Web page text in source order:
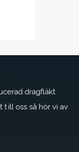
dragfläkt
till oss så hör vi av